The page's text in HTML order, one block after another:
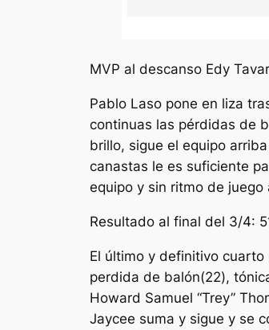
MVP al descanso Edy
Pablo Laso pone en liza
continuas las pérdidas de
brillo, sigue el equipo
canastas le es suficiente
equipo y sin ritmo de
Resultado al final del 3/4:
El último y definitivo
perdida de balón(22),
Howard Samuel “Trey”
Jaycee suma y sigue y se